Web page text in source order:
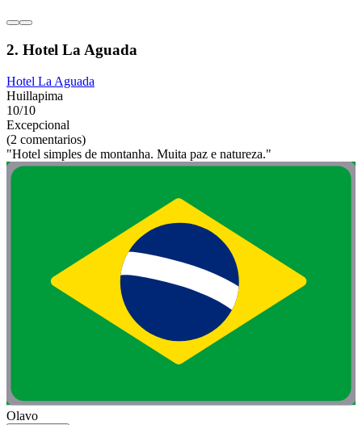
2. Hotel La Aguada
Hotel La Aguada
Huillapima
10/10
Excepcional
(2 comentarios)
"Hotel simples de montanha. Muita paz e natureza."
Olavo